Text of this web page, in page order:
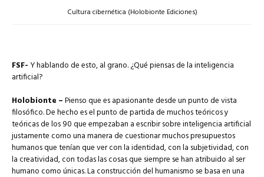
Cultura cibernética (Holobionte Ediciones)
FSF- Y hablando de esto, al grano. ¿Qué piensas de la inteligencia
artificial?
Holobionte –Pienso que es apasionante desde un punto de vista
filosófico. De hecho es el punto de partida de muchos teóricos y
teóricas de los 90 que empezaban a escribir sobre inteligencia artificial
justamente como una manera de cuestionar muchos presupuestos
humanos que tenían que ver con la identidad, con la subjetividad, con
la creatividad, con todas las cosas que siempre se han atribuido al ser
humano como únicas. La construcción del humanismo se basa en una